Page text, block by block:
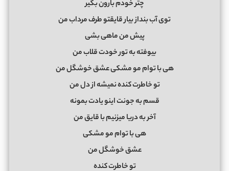
چتر خودم بارون بگیر
توی آب بنداز بیار قایقتو طرف مرداب من
پیش من ماهی بشی
بیوفته به تور خودت قلاب من
هی با توام مو مشکی عشق خوشگل من
تو خاطرت کنده نمیشه از دل من
قسم به جونت اینو یادت بمونه
آخر به دریا میزنیم با قایق من
هی با توام مو مشکی
عشق خوشگل من
تو خاطرت کنده